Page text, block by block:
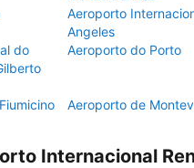
Aeroporto
Angeles
do
Aeroporto do Porto
Aeroporto de
Internacional